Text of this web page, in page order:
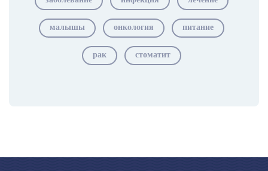
малышы онкология питание
рак стоматит